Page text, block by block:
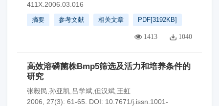
411X.2006.03.016
摘要 参考文献 相关文章 PDF[3192KB]
1413 1040
高效溶磷菌株Bmp5筛选及活力和培养条件的
研究
张毅民,孙亚凯,吕学斌,但汉斌,王虹
2006, 27(3): 61-65.
DOI: 10.7671/j.issn.1001-